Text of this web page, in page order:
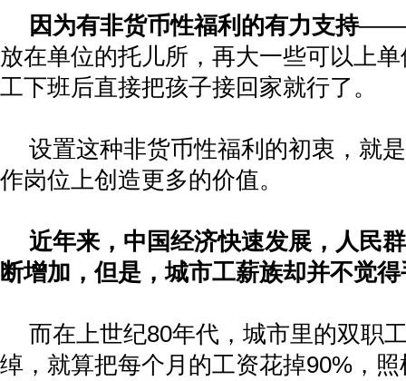
因为有非货币性福利的有力支持——
放在单位的托儿所，再大一些可以上
工下班后直接把孩子接回家就行了。
设置这种非货币性福利的初衷，就
作岗位上创造更多的价值。
近年来，中国经济快速发展，人民
断增加，但是，城市工薪族却并不觉
而在上世纪80年代，城市里的双职
绰，就算把每个月的工资花掉90% ，